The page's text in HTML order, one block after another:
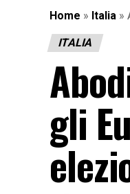
Home » Italia »
ITALIA
gli